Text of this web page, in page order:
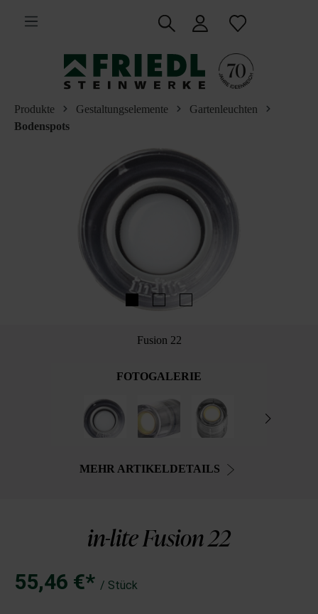
springen
Produkte Gestaltungselemente
Gartenleuchten
Bodenspots
Fusion 22
FOTOGALERIE
MEHR ARTIKELDETAILS
in-lite Fusion 22
55,46 €* / Stück